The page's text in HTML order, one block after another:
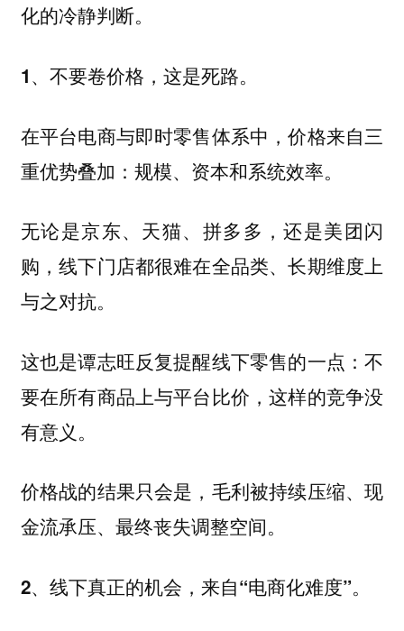
化的冷静判断。
1、不要卷价格，这是死路。
在平台电商与即时零售体系中，价格来自三
重优势叠加：规模、资本和系统效率。
无论是京东、天猫、拼多多，还是美团闪
购，线下门店都很难在全品类、长期维度上
与之对抗。
这也是谭志旺反复提醒线下零售的一点：不
要在所有商品上与平台比价，这样的竞争没
有意义。
价格战的结果只会是，毛利被持续压缩、现
金流承压、最终丧失调整空间。
2、线下真正的机会，来自“电商化难度”。